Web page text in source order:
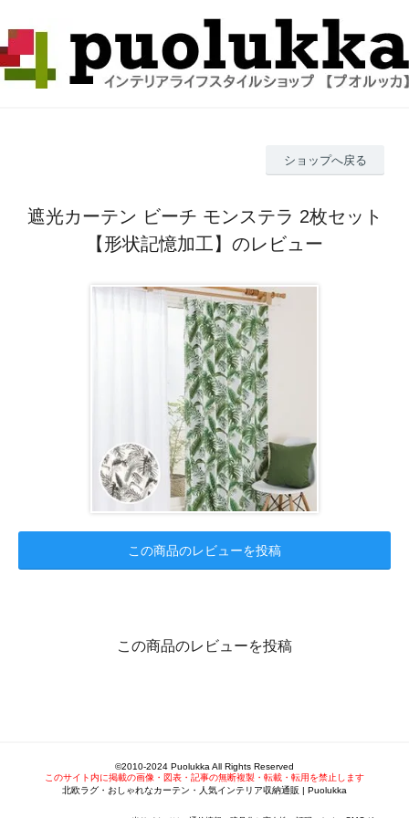
ショップへ戻る
遮光カーテン ビーチ モンステラ 2枚セット
【形状記憶加工】のレビュー
この商品のレビューを投稿
この商品のレビューを投稿
©2010-2024 Puolukka All Rights Reserved
このサイト内に掲載の画像・図表・記事の無断複製・転載・転用を禁止します
北欧ラグ・おしゃれなカーテン・人気インテリア収納通販 | Puolukka